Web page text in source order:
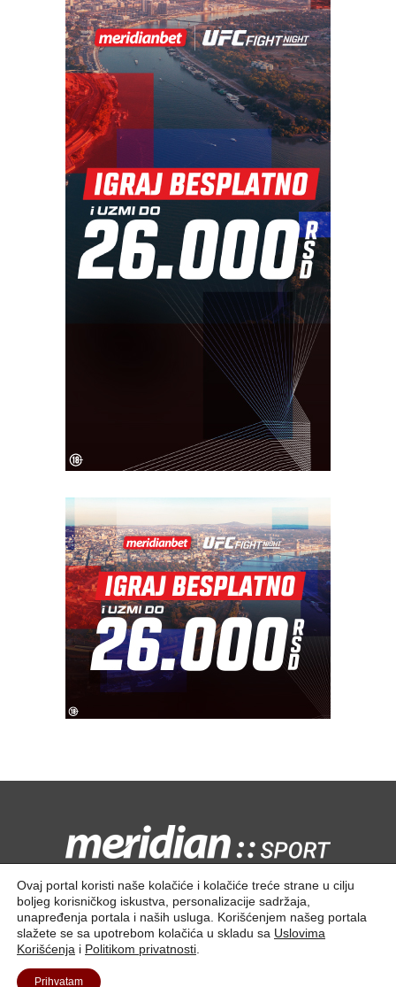
Kontaktirajte nas:redakcija@meridiansport.rs
Ovaj portal koristi naše kolačiće i kolačiće treće strane u cilju
boljeg korisničkog iskustva, personalizacije sadržaja,
unapređenja portala i naših usluga. Korišćenjem našeg portala
slažete se sa upotrebom kolačića u skladu sa Uslovima
Korišćenja i Politikom privatnosti
Prihvatam